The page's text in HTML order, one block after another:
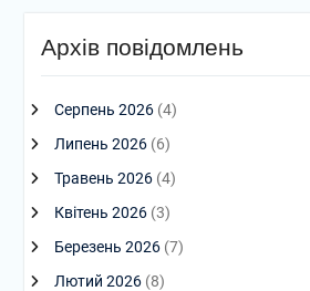
Архів повідомлень
Серпень 2026(4)
Липень 2026(6)
Травень 2026(4)
Квітень 2026(3)
Березень 2026(7)
Лютий 2026(8)